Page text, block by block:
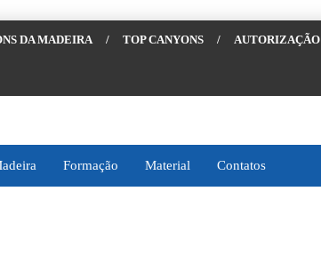
DA MADEIRA / TOP CANYONS / AUTORIZAÇÃO
Formação Material Contatos